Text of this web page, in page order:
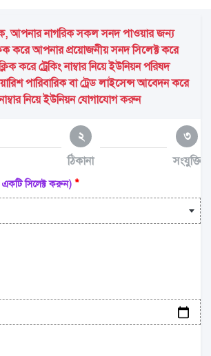
আপনার নাগরিক সকল সনদ পাওয়ার জন্য
করে আপনার প্রয়োজনীয় সনদ সিলেক্ট করে
করে ট্রেকিং নাম্বার নিয়ে ইউনিয়ন পরিষদ
পারিবারিক বা ট্রেড লাইসেন্স আবেদন করে
নাম্বার নিয়ে ইউনিয়ন যোগাযোগ করুন
২
ঠিকানা
৩
সংযুক্তি
সিলেক্ট করুন) *